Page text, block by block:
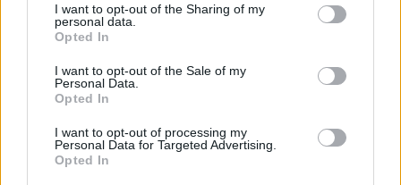
not limited to your visit or usage behaviour. You may click to
grant or deny consent to Google and its third-party tags to
use your data for below specified purposes in below Google
consent section.
I want to opt-out of the Sharing of my
personal data.
Opted In
I want to opt-out of the Sale of my
Personal Data.
Opted In
I want to opt-out of processing my
Personal Data for Targeted Advertising.
Opted In
λεπτομέρειες που κάνουν τη διαφορά!
08.08.2026